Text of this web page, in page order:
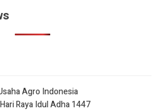
Agro Indonesia
Raya Idul Adha 1447